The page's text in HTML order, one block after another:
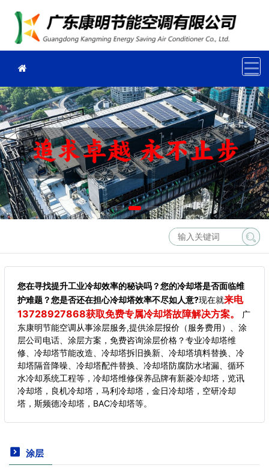
您在寻找提升工业冷却效率的秘诀吗？您的冷却塔是否面临维
护难题？您是否还在担心冷却塔效率不尽如人意?现在就来电
13728927868获取免费专属冷却塔故障解决方案。
广
东康明节能空调从事涂层服务,提供涂层报价（服务费用）、涂
层公司电话、涂层方案，免费咨询涂层价格？专业冷却塔维
修、冷却塔节能改造、冷却塔拆旧换新、冷却塔填料替换、冷
却塔隔音降噪、冷却塔配件替换、冷却塔防腐防水堵漏、循环
水冷却系统工程等，冷却塔维修保养品牌有新菱冷却塔，览讯
冷却塔，良机冷却塔，马利冷却塔，金日冷却塔，空研冷却
塔，斯频德冷却塔，BAC冷却塔等。
涂层